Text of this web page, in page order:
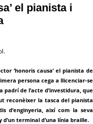
el pianista i
‘honoris causa’ el pianista de
persona cega a llicenciar-se
de l’acte d’investidura, que
reconèixer la tasca del pianista
d’enginyeria, així com la seva
terminal d’una línia braille.